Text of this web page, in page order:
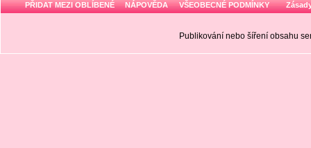
PŘIDAT MEZI OBLÍBENÉ NÁPOVĚDA VŠEOBECNÉ PODMÍNKY
Publikování nebo šíření obsahu